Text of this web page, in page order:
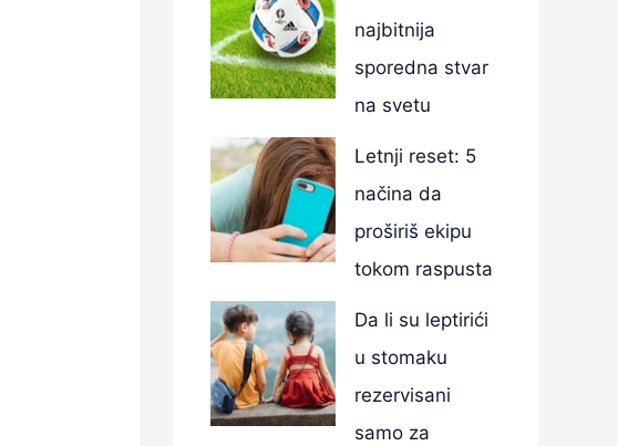
najbitnija
sporedna stvar
na svetu
Letnji reset: 5
načina da
proširiš ekipu
tokom raspusta
Da li su leptirići
u stomaku
rezervisani
samo za